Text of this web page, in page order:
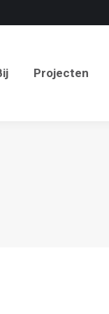
Projecten